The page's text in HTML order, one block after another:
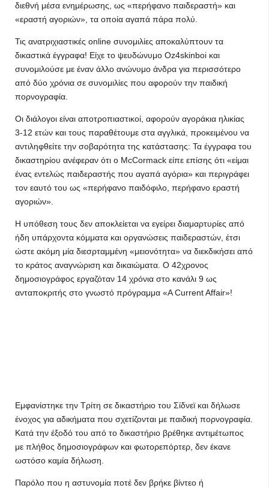
διεθνή μέσα ενημέρωσης, ως «περήφανο παιδεραστή» και
«εραστή αγοριών», τα οποία αγαπά πάρα πολύ.
Τις ανατριχιαστικές online συνομιλίες αποκαλύπτουν τα
δικαστικά έγγραφα! Είχε το ψευδώνυμο Oz4skinboi και
συνομιλούσε με έναν άλλο ανώνυμο άνδρα για περισσότερο
από δύο χρόνια σε συνομιλίες που αφορούν την παιδική
πορνογραφία.
Οι διάλογοι είναι αποτροπιαστικοί, αφορούν αγοράκια ηλικίας
3-12 ετών και τους παραθέτουμε στα αγγλικά, προκειμένου να
αντιληφθείτε την σοβαρότητα της κατάστασης: Τα έγγραφα του
δικαστηρίου ανέφεραν ότι ο McCormack είπε επίσης ότι «είμαι
ένας εντελώς παιδεραστής που αγαπά αγόρια» και περιγράφει
τον εαυτό του ως «περήφανο παιδόφιλο, περήφανο εραστή
αγοριών».
Η υπόθεση τους δεν αποκλείεται να εγείρει διαμαρτυρίες από
ήδη υπάρχοντα κόμματα και οργανώσεις παιδεραστών, έτσι
ώστε ακόμη μία διεσρταμμένη «μειονότητα» να διεκδικήσει από
το κράτος αναγνώριση και δικαιώματα. Ο 42χρονος
δημοσιογράφος εργαζόταν 14 χρόνια στο κανάλι 9 ως
ανταποκριτής στο γνωστό πρόγραμμα «A Current Affair»!
Εμφανίστηκε την Τρίτη σε δικαστήριο του Σίδνεϊ και δήλωσε
ένοχος για αδικήματα που σχετίζονται με παιδική πορνογραφία.
Κατά την έξοδό του από το δικαστήριο βρέθηκε αντιμέτωπος
με πλήθος δημοσιογράφων και φωτορεπόρτερ, δεν έκανε
ωστόσο καμία δήλωση.
Παρόλο που η αστυνομία ποτέ δεν βρήκε βίντεο ή